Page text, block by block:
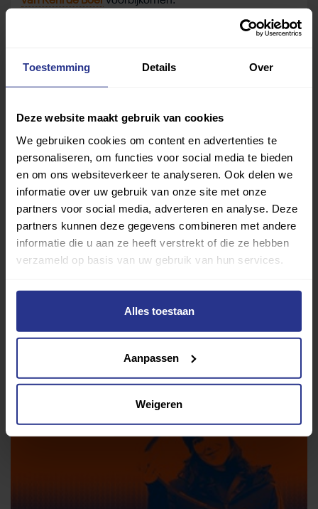
Toestemming Details Over
Deze website maakt gebruik van cookies
We gebruiken cookies om content en advertenties te
personaliseren, om functies voor social media te bieden
en om ons websiteverkeer te analyseren. Ook delen we
informatie over uw gebruik van onze site met onze
partners voor social media, adverteren en analyse. Deze
partners kunnen deze gegevens combineren met andere
informatie die u aan ze heeft verstrekt of die ze hebben
verzameld op basis van uw gebruik van hun services.
Alles toestaan
Aanpassen
Weigeren
Deel op Facebook
Deel op LinkedinDeel op WhatsappKopieer link
Andere podcasts afleveringen